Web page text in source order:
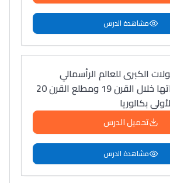
مشاهدة الدرس
الكبرى للعالم الرأسمالي
وإنعكاساتها خلال القرن 19 ومطلع القرن 20
بكالوريا
تحميل الدرس
مشاهدة الدرس